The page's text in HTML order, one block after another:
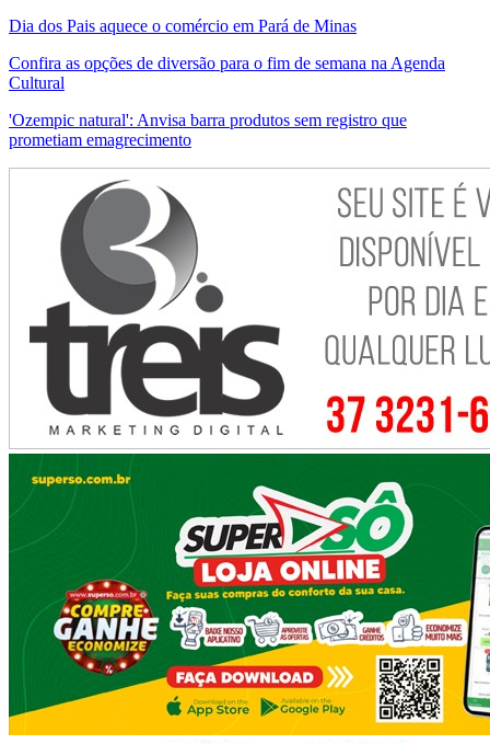
Dia dos Pais aquece o comércio em Pará de Minas
Confira as opções de diversão para o fim de semana na Agenda
Cultural
'Ozempic natural': Anvisa barra produtos sem registro que
prometiam emagrecimento